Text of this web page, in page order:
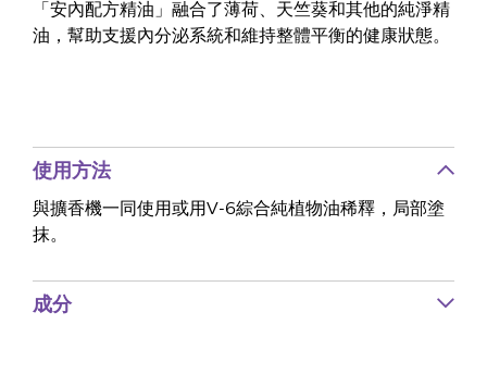
「安內配方精油」融合了薄荷、天竺葵和其他的純淨精
油，幫助支援內分泌系統和維持整體平衡的健康狀態。
使用方法
與擴香機一同使用或用V-6綜合純植物油稀釋，局部塗
抹。
成分